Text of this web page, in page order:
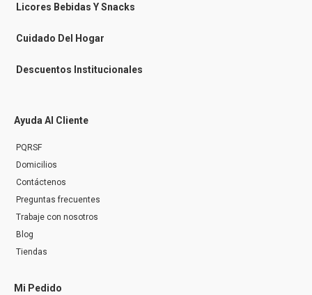
g
r
Licores Bebidas Y Snacks
Cuidado Del Hogar
Descuentos Institucionales
Ayuda Al Cliente
PQRSF
Domicilios
Contáctenos
Preguntas frecuentes
Trabaje con nosotros
Blog
Tiendas
Mi Pedido